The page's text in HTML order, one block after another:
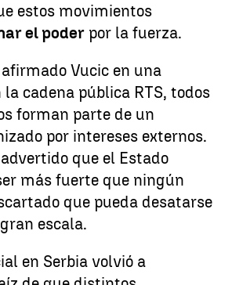
estos movimientos
el poder por la fuerza.
Vucic en una
cadena pública RTS, todos
forman parte de un
por intereses externos.
que el Estado
más fuerte que ningún
que pueda desatarse
escala.
en Serbia volvió a